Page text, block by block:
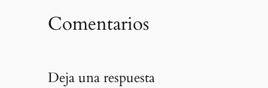
Comentarios
Deja una respuesta